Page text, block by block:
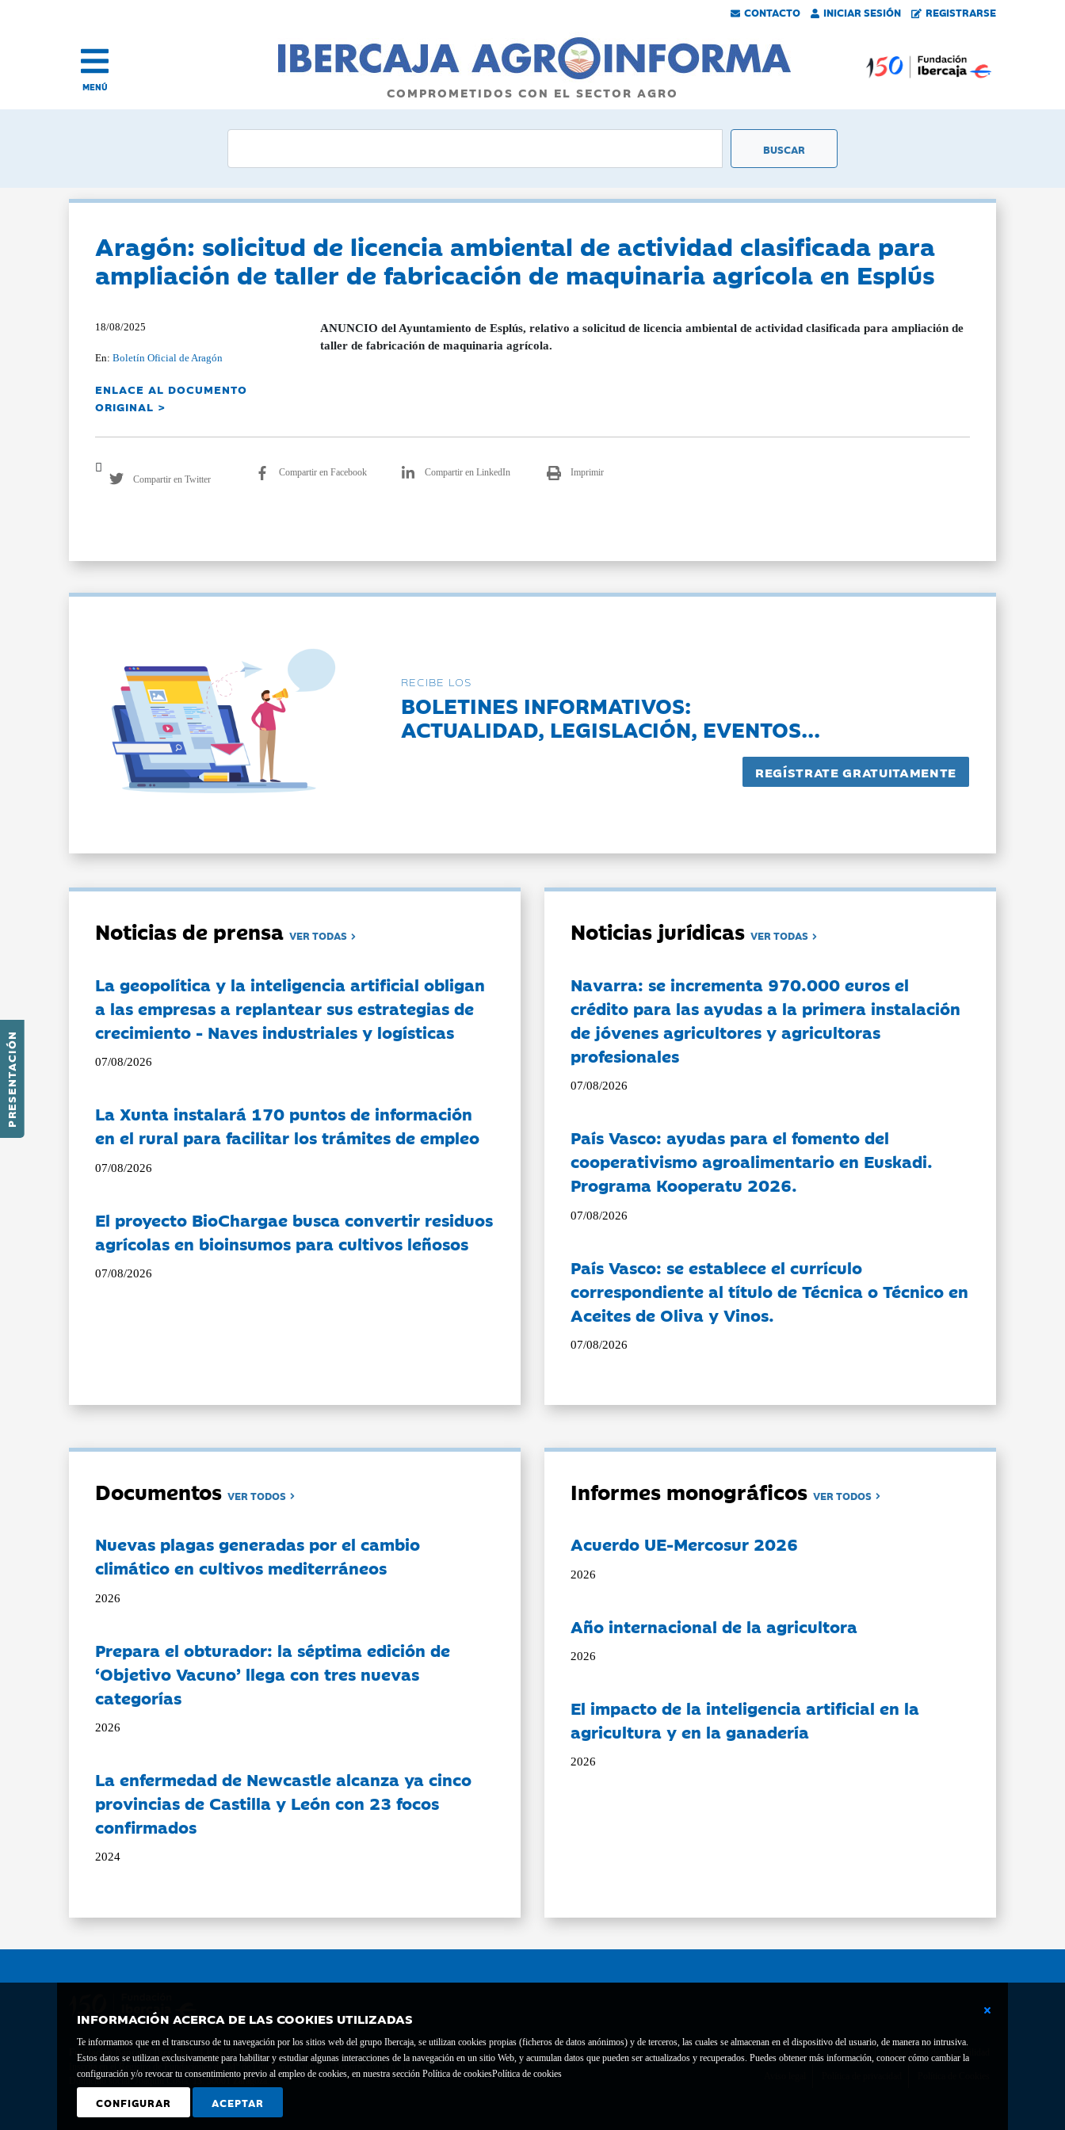
CONTACTO INICIAR SESIÓN REGISTRARSE
PRESENTACIÓN
MENÚ COMPROMETIDOS CON EL SECTOR AGRO
INFORMACIÓN ACERCA DE LAS COOKIES UTILIZADAS
Te informamos que en el transcurso de tu navegación por los sitios web del grupo Ibercaja, se utilizan cookies propias (ficheros de datos anónimos) y de terceros, las cuales se almacenan en el dispositivo del usuario, de manera no intrusiva.
Estos datos se utilizan exclusivamente para habilitar y estudiar algunas interacciones de la navegación en un sitio Web, y acumulan datos que pueden ser actualizados y recuperados. Puedes obtener más información, conocer cómo cambiar la
configuración y/o revocar tu consentimiento previo al empleo de cookies, en nuestra sección Política de cookiesPolítica de cookies
CONFIGURAR ACEPTAR
Aragón: solicitud de licencia ambiental de actividad clasificada para
ampliación de taller de fabricación de maquinaria agrícola en Esplús
18/08/2025
En:Boletín Oficial de Aragón
ENLACE AL DOCUMENTO
ORIGINAL >
ANUNCIO del Ayuntamiento de Esplús, relativo a solicitud de licencia ambiental de actividad clasificada para ampliación de
taller de fabricación de maquinaria agrícola.
Compartir en Twitter
Compartir en Facebook Compartir en LinkedIn Imprimir
RECIBE LOS
BOLETINES INFORMATIVOS:
ACTUALIDAD, LEGISLACIÓN, EVENTOS...
Noticias de prensaVER TODAS
La geopolítica y la inteligencia artificial obligan
a las empresas a replantear sus estrategias de
crecimiento - Naves industriales y logísticas
07/08/2026
La Xunta instalará 170 puntos de información
en el rural para facilitar los trámites de empleo
07/08/2026
El proyecto BioChargae busca convertir residuos
agrícolas en bioinsumos para cultivos leñosos
07/08/2026
Noticias jurídicasVER TODAS
Navarra: se incrementa 970.000 euros el
crédito para las ayudas a la primera instalación
de jóvenes agricultores y agricultoras
profesionales
07/08/2026
País Vasco: ayudas para el fomento del
cooperativismo agroalimentario en Euskadi.
Programa Kooperatu 2026.
07/08/2026
País Vasco: se establece el currículo
correspondiente al título de Técnica o Técnico en
Aceites de Oliva y Vinos.
07/08/2026
DocumentosVER TODOS
Nuevas plagas generadas por el cambio
climático en cultivos mediterráneos
2026
Prepara el obturador: la séptima edición de
‘Objetivo Vacuno’ llega con tres nuevas
categorías
2026
La enfermedad de Newcastle alcanza ya cinco
provincias de Castilla y León con 23 focos
confirmados
2024
Informes monográficosVER TODOS
Acuerdo UE-Mercosur 2026
2026
Año internacional de la agricultora
2026
El impacto de la inteligencia artificial en la
agricultura y en la ganadería
2026
Fundación Bancaria Ibercaja C.I.F. G-50000652.
Inscrita en el Registro de Fundaciones del Mº de Educación, Cultura y Deporte con el nº 1689.
Domicilio social: Joaquín Costa, 13. 50001 Zaragoza.
Contacto Declaración de accesibilidad